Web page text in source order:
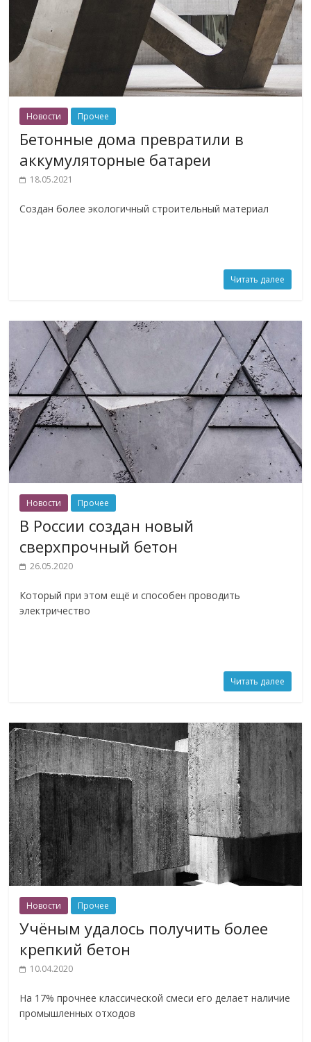
Новости Прочее
Бетонные дома превратили в
аккумуляторные батареи
18.05.2021
Создан более экологичный строительный материал
Читать далее
Новости Прочее
В России создан новый
сверхпрочный бетон
26.05.2020
Который при этом ещё и способен проводить
электричество
Читать далее
Новости Прочее
Учёным удалось получить более
крепкий бетон
10.04.2020
На 17% прочнее классической смеси его делает наличие
промышленных отходов